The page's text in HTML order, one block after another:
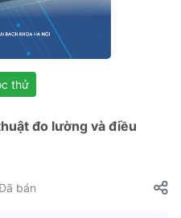
thử
đo lường và điều
bán